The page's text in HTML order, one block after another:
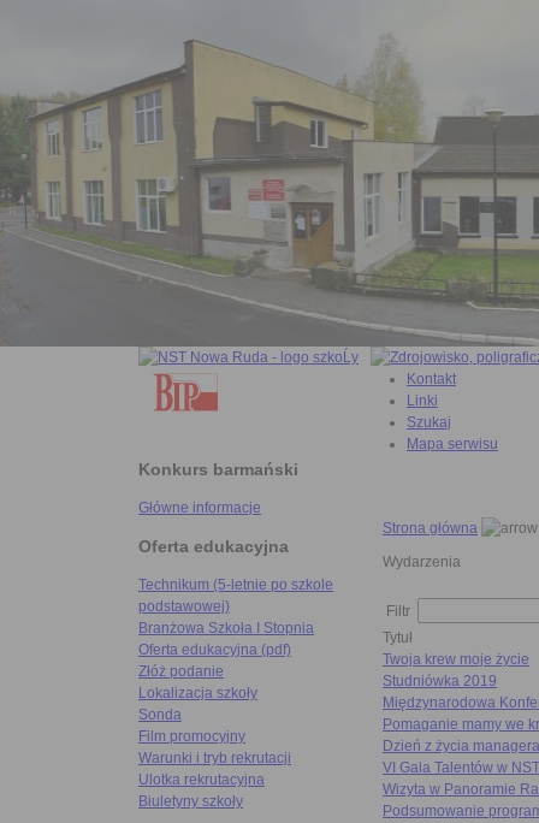
Konkurs barmański
Główne informacje
Oferta edukacyjna
Technikum (5-letnie po szkole
podstawowej)
Branżowa Szkoła I Stopnia
Oferta edukacyjna (pdf)
Złóż podanie
Lokalizacja szkoły
Sonda
Film promocyjny
Warunki i tryb rekrutacji
Ulotka rekrutacyjna
Biuletyny szkoły
Kontakt
Linki
Szukaj
Mapa serwisu
Strona główna
Wydarzenia
Filtr
Tytuł
Twoja krew moje życie
Studniówka 2019
Międzynarodowa
Pomaganie mamy we
Dzień z życia
VI Gala Talentów w NST
Wizyta w Panoramie
Podsumowanie